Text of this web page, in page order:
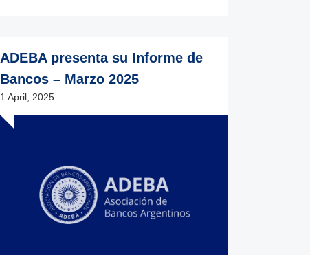
ADEBA presenta su Informe de
Bancos – Marzo 2025
1 April, 2025